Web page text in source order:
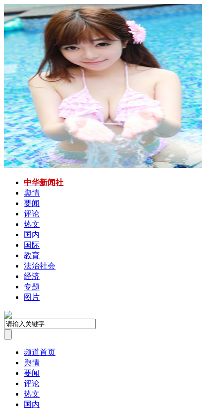
中华新闻社
舆情
要闻
评论
热文
国内
国际
教育
法治社会
经济
专题
图片
频道首页
舆情
要闻
评论
热文
国内